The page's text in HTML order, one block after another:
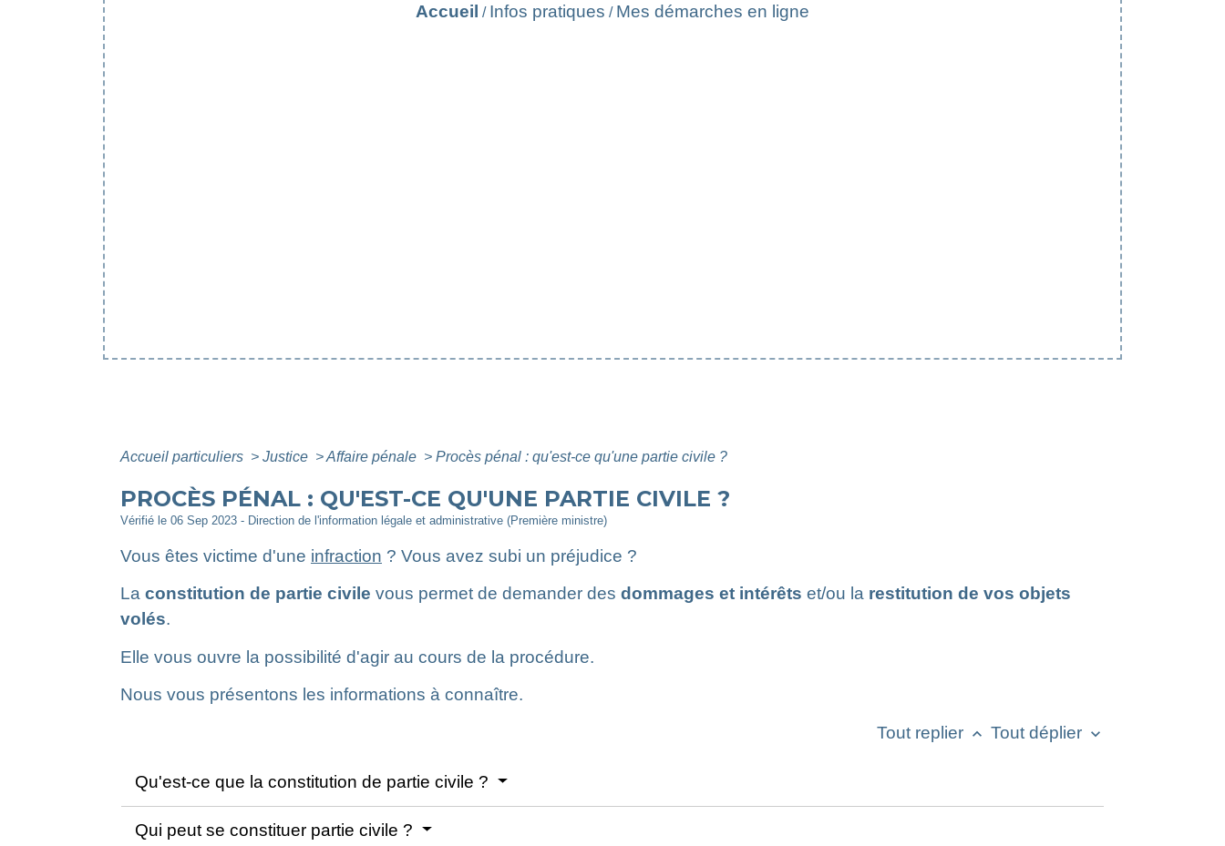
Accueil / Infos pratiques / Mes démarches en ligne
Accueil particuliers > Justice >Affaire pénale > Procès pénal : qu'est-ce qu'une partie civile ?
PROCÈS PÉNAL : QU'EST-CE QU'UNE PARTIE CIVILE ?
Vérifié le 06 Sep 2023 - Direction de l'information légale et administrative (Première ministre)
Vous êtes victime d'une infraction ? Vous avez subi un préjudice ?
La constitution de partie civile vous permet de demander des dommages et intérêts et/ou la restitution de vos objets
volés.
Elle vous ouvre la possibilité d'agir au cours de la procédure.
Nous vous présentons les informations à connaître.
Tout replier keyboard_arrow_up Tout déplier keyboard_arrow_down
Qu'est-ce que la constitution de partie civile ?
Qui peut se constituer partie civile ?